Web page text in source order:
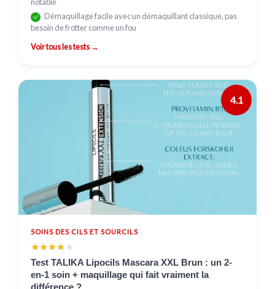
Démaquillage facile avec un démaquillant classique, pas
besoin de frotter comme un fou
Voir tous les tests →
4.1
SOINS DES CILS ET SOURCILS
★★★★★
★★★★★
Test TALIKA Lipocils Mascara XXL Brun : un 2-
en-1 soin + maquillage qui fait vraiment la
différence ?